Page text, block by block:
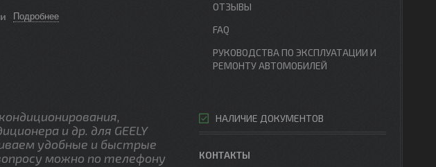
Подробнее
и др. для GEELY
удобные и быстрые
можно по телефону
ОТЗЫВЫ
FAQ
РУКОВОДСТВА ПО ЭКСПЛУАТАЦИИ И
РЕМОНТУ АВТОМОБИЛЕЙ
НАЛИЧИЕ ДОКУМЕНТОВ
КОНТАКТЫ